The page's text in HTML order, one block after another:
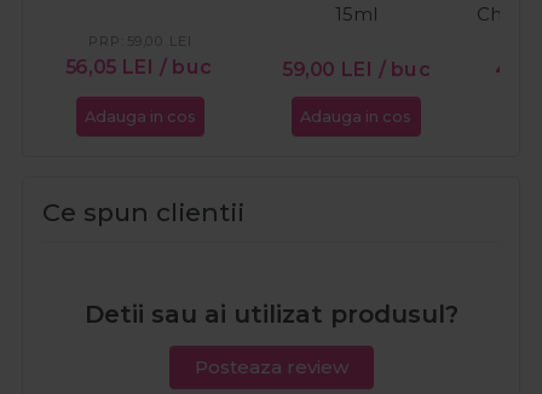
56,05 LEI / buc
PRP: 59,00 LEI
Adauga in cos
15ml
59,00 LEI / buc
Adauga in cos
Ce spun clientii
Detii sau ai utilizat produsul?
Posteaza review